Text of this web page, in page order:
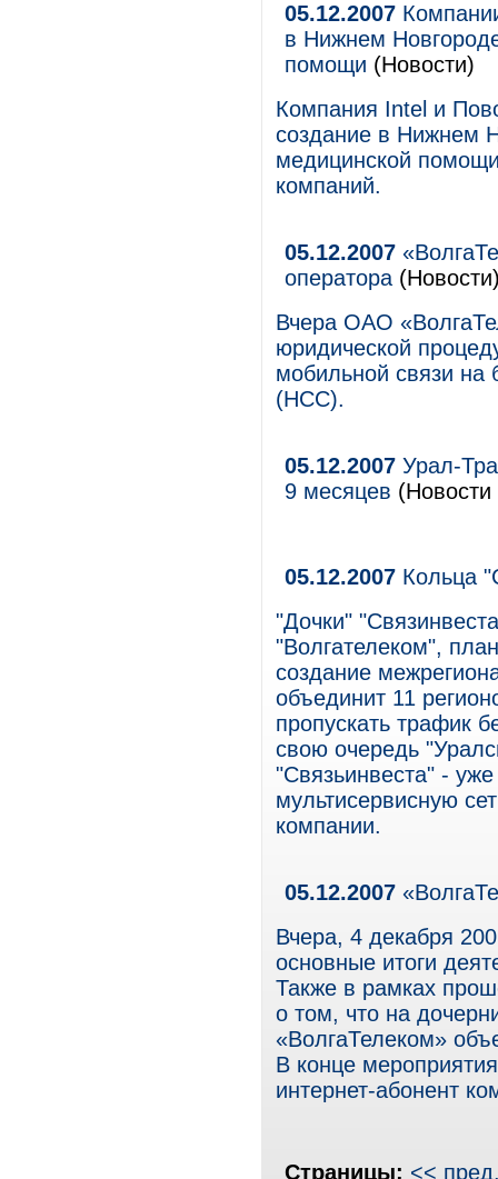
05.12.2007
в Нижнем
помощи (Новости)
Компания Intel и
создание в Нижнем
медицинской
компаний.
05.12.2007
оператора
Вчера ОАО
юридической
мобильной связи на
(НСС).
05.12.2007 Урал-
9 месяцев (Новости
05.12.2007 Кольца
"Дочки"
"Волгателеком",
создание
объединит 11
пропускать трафик
свою очередь
"Связьинвеста" -
мультисервисную
компании.
05.12.2007
Вчера, 4 декабря
основные итоги
Также в рамках
о том, что на
«ВолгаТелеком»
В конце
интернет-абонент
Страницы: <<